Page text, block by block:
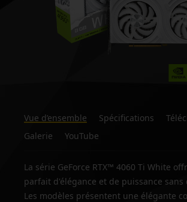
Vue d’ensemble Spécifications
Galerie
YouTube
La série GeForce RTX™ 4060 Ti White
parfait d'élégance et de puissance sans
Les modèles présentent une élégante